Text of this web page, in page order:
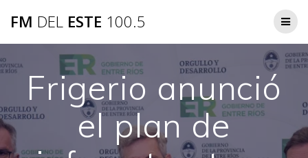
FM DEL ESTE 100.5
Frigerio anunció
el plan de